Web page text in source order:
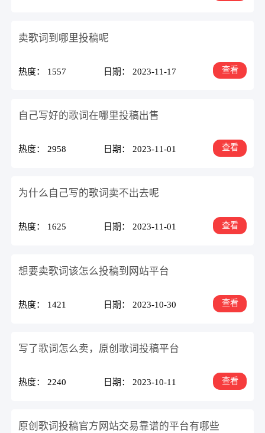
卖歌词到哪里投稿呢
热度： 1557 日期： 2023-11-17 查看
自己写好的歌词在哪里投稿出售
热度： 2958 日期： 2023-11-01 查看
为什么自己写的歌词卖不出去呢
热度： 1625 日期： 2023-11-01 查看
想要卖歌词该怎么投稿到网站平台
热度： 1421 日期： 2023-10-30 查看
写了歌词怎么卖，原创歌词投稿平台
热度： 2240 日期： 2023-10-11 查看
原创歌词投稿官方网站交易靠谱的平台有哪些